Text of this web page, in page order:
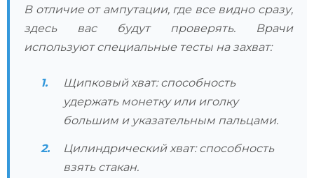
В отличие от ампутации, где все видно сразу,
здесь вас будут проверять. Врачи
используют специальные тесты на захват:
Щипковый хват: способность
удержать монетку или иголку
большим и указательным пальцами.
Цилиндрический хват: способность
взять стакан.